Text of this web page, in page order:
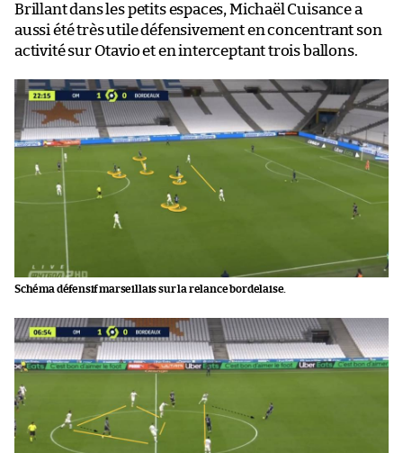
Brillant dans les petits espaces, Michaël Cuisance a
aussi été très utile défensivement en concentrant son
activité sur Otavio et en interceptant trois ballons.
Schéma défensif marseillais sur la relance bordelaise.